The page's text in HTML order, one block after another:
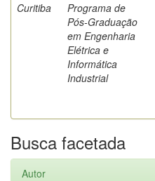
Curitiba
Programa de
Pós-Graduação
em Engenharia
Elétrica e
Informática
Industrial
Busca facetada
Autor